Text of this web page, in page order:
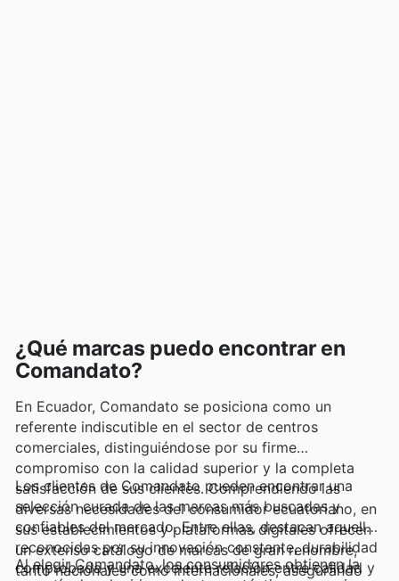
¿Qué marcas puedo encontrar en
Comandato?
En Ecuador, Comandato se posiciona como un
referente indiscutible en el sector de centros
comerciales, distinguiéndose por su firme
compromiso con la calidad superior y la completa
satisfacción de sus clientes. Comprendiendo las
diversas necesidades del consumidor ecuatoriano, en
sus establecimientos y plataformas digitales ofrecen
un extenso catálogo de marcas de gran renombre,
tanto nacionales como internacionales, asegurando
Los clientes de Comandato pueden encontrar una
selección curada de las marcas más buscadas y
confiables del mercado. Entre ellas, destacan aquellas
reconocidas por su innovación constante, durabilidad
comprobada y una excelente relación entre calidad y
Al elegir Comandato, los consumidores obtienen la